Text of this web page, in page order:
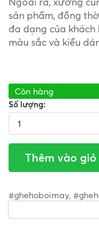
sản phẩm, đồng
đa dạng của khách
màu sắc và kiểu
Còn hàng
Số lượng:
Thêm vào giỏ
#ghehoboimay,